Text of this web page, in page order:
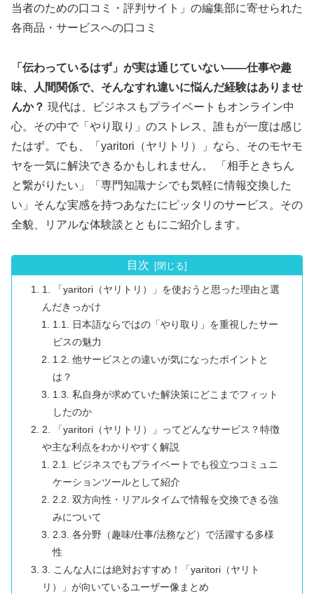
当者のための口コミ・評判サイト」の編集部に寄せられた
各商品・サービスへの口コミ
「伝わっているはず」が実は通じていない――仕事や趣
味、人間関係で、そんなすれ違いに悩んだ経験はありませ
んか？ 現代は、ビジネスもプライベートもオンライン中
心。その中で「やり取り」のストレス、誰もが一度は感じ
たはず。でも、「yaritori（ヤリトリ）」なら、そのモヤモ
ヤを一気に解決できるかもしれません。 「相手ときちん
と繋がりたい」「専門知識ナシでも気軽に情報交換した
い」そんな実感を持つあなたにピッタリのサービス。その
全貌、リアルな体験談とともにご紹介します。
目次
1. 「yaritori（ヤリトリ）」を使おうと思った理由と選
んだきっかけ
1.1. 日本語ならではの「やり取り」を重視したサー
ビスの魅力
1.2. 他サービスとの違いが気になったポイントと
は？
1.3. 私自身が求めていた解決策にどこまでフィット
したのか
2. 「yaritori（ヤリトリ）」ってどんなサービス？特徴
や主な利点をわかりやすく解説
2.1. ビジネスでもプライベートでも役立つコミュニ
ケーションツールとして紹介
2.2. 双方向性・リアルタイムで情報を交換できる強
みについて
2.3. 各分野（趣味/仕事/法務など）で活躍する多様
性
3. こんな人には絶対おすすめ！「yaritori（ヤリト
リ）」が向いているユーザー像まとめ